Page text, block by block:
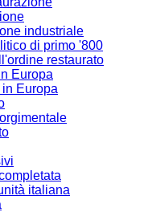
industriale
di primo '800
restaurato
Europa
in Europa
italiana